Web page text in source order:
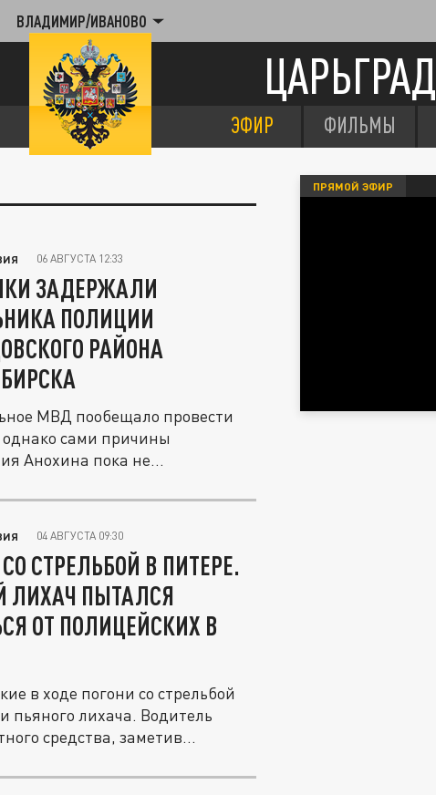
ВЛАДИМИР/ИВАНОВО
ЦАРЬГРАД
ЭФИР ФИЛЬМЫ
06 АВГУСТА 12:33
ЗАДЕРЖАЛИ
ПОЛИЦИИ
РАЙОНА
МВД пообещало провести
однако сами причины
Анохина пока не
04 АВГУСТА 09:30
СТРЕЛЬБОЙ В ПИТЕРЕ.
ЛИХАЧ ПЫТАЛСЯ
ОТ ПОЛИЦЕЙСКИХ В
в ходе погони со стрельбой
пьяного лихача. Водитель
средства, заметив...
ПРЯМОЙ ЭФИР